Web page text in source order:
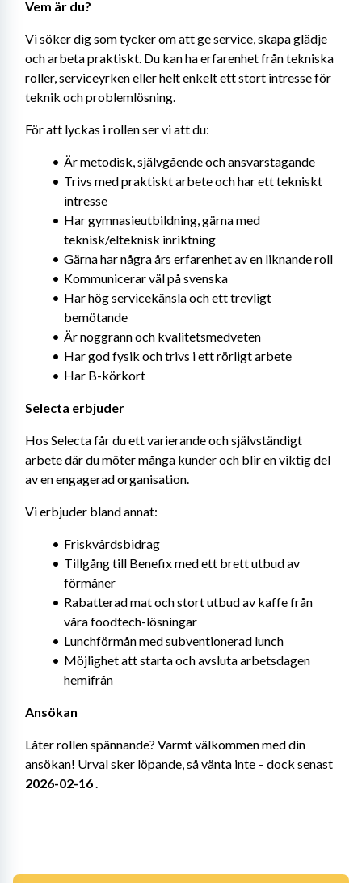
Vem är du?
Vi söker dig som tycker om att ge service, skapa glädje
och arbeta praktiskt. Du kan ha erfarenhet från tekniska
roller, serviceyrken eller helt enkelt ett stort intresse för
teknik och problemlösning.
För att lyckas i rollen ser vi att du:
Är metodisk, självgående och ansvarstagande
Trivs med praktiskt arbete och har ett tekniskt
intresse
Har gymnasieutbildning, gärna med
teknisk/elteknisk inriktning
Gärna har några års erfarenhet av en liknande roll
Kommunicerar väl på svenska
Har hög servicekänsla och ett trevligt
bemötande
Är noggrann och kvalitetsmedveten
Har god fysik och trivs i ett rörligt arbete
Har B-körkort
Selecta erbjuder
Hos Selecta får du ett varierande och självständigt
arbete där du möter många kunder och blir en viktig del
av en engagerad organisation.
Vi erbjuder bland annat:
Friskvårdsbidrag
Tillgång till Benefix med ett brett utbud av
förmåner
Rabatterad mat och stort utbud av kaffe från
våra foodtech-lösningar
Lunchförmån med subventionerad lunch
Möjlighet att starta och avsluta arbetsdagen
hemifrån
Ansökan
Låter rollen spännande? Varmt välkommen med din
2026-02-16 .